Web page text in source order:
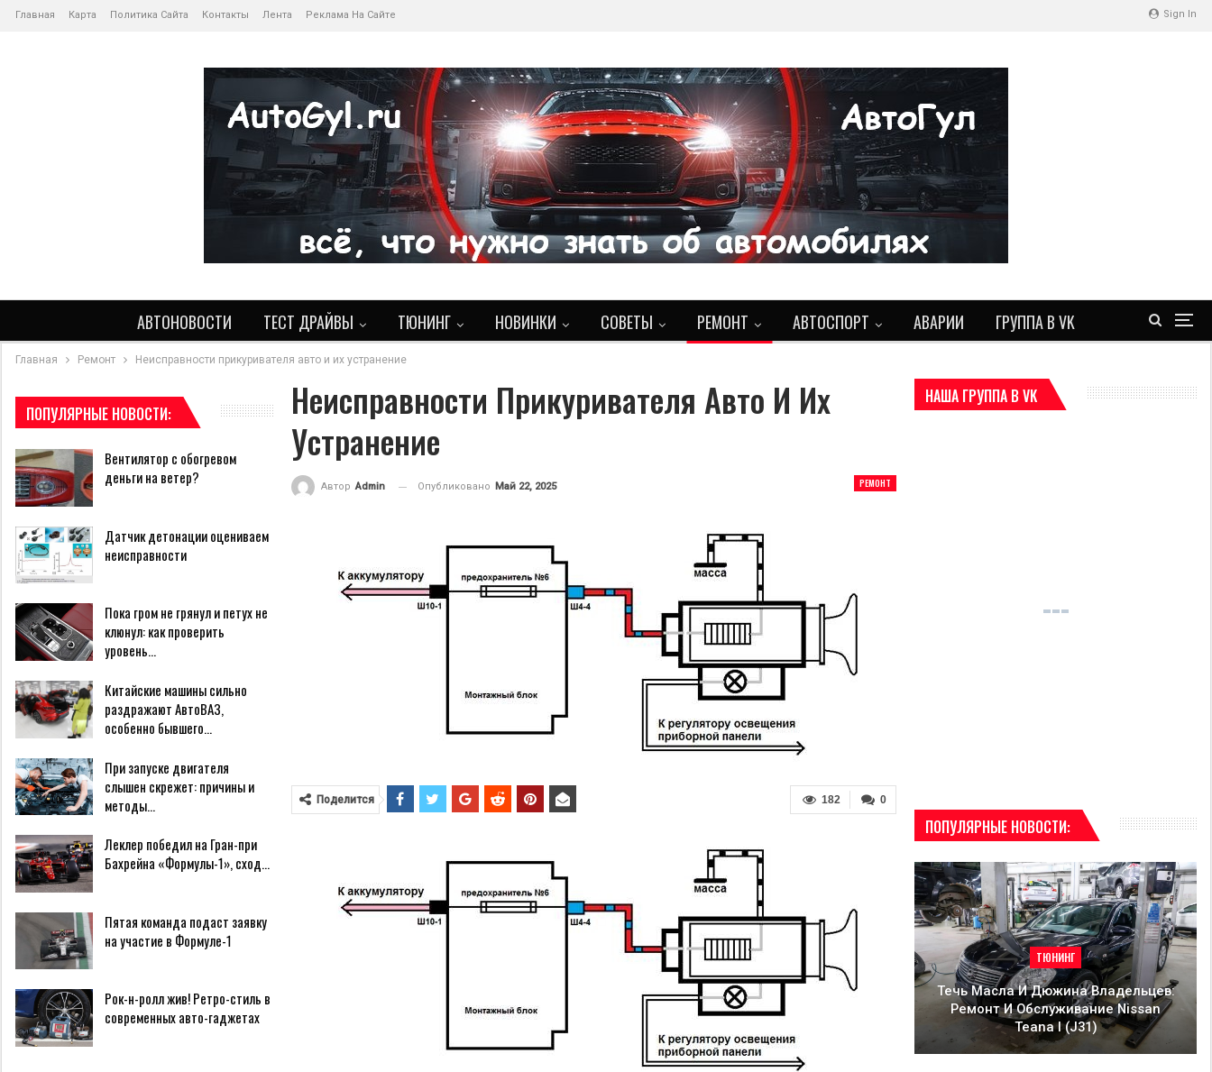
Sign In
Главная Карта Политика Сайта Контакты Лента Реклама На Сайте
АВТОНОВОСТИ ТЕСТ ДРАЙВЫ ТЮНИНГ НОВИНКИ СОВЕТЫ РЕМОНТ АВТОСПОРТ АВАРИИ ГРУППА В VK
Главная Ремонт Неисправности прикуривателя авто и их устранение
Неисправности Прикуривателя Авто И Их
Устранение
РЕМОНТ
Автор Admin Опубликовано Май 22, 2025
0
182
Поделится
НАША ГРУППА В VK
ПОПУЛЯРНЫЕ НОВОСТИ:
ТЮНИНГ
Течь Масла И Дюжина Владельцев:
Ремонт И Обслуживание Nissan
Teana I (J31)
ПОПУЛЯРНЫЕ НОВОСТИ:
Вентилятор с обогревом
деньги на ветер?
Датчик детонации оцениваем
неисправности
Пока гром не грянул и петух не
клюнул: как проверить
уровень…
Китайские машины сильно
раздражают АвтоВАЗ,
особенно бывшего…
При запуске двигателя
слышен скрежет: причины и
методы…
Леклер победил на Гран-при
Бахрейна «Формулы-1», сход…
Пятая команда подаст заявку
на участие в Формуле-1
Рок-н-ролл жив! Ретро-стиль в
современных авто-гаджетах